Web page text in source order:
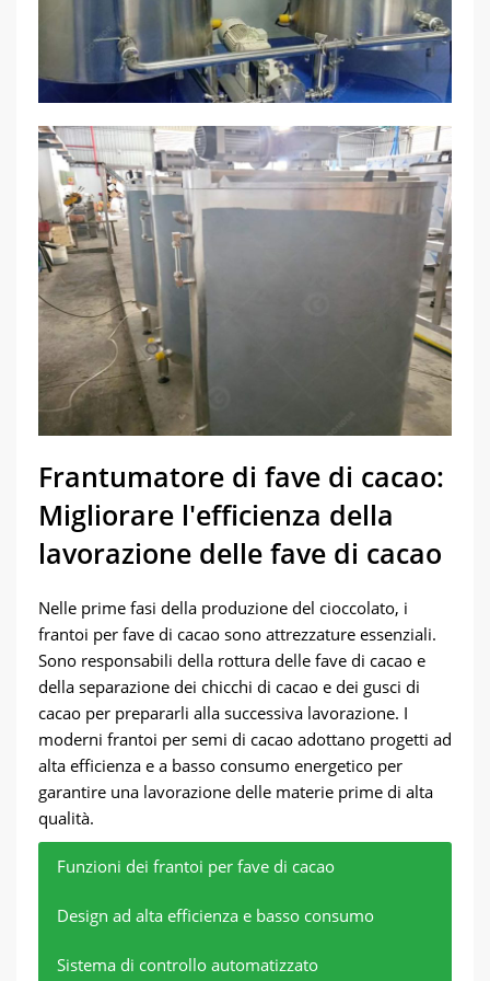
Frantumatore di fave di cacao:
Migliorare l'efficienza della
lavorazione delle fave di cacao
Nelle prime fasi della produzione del cioccolato, i
frantoi per fave di cacao sono attrezzature essenziali.
Sono responsabili della rottura delle fave di cacao e
della separazione dei chicchi di cacao e dei gusci di
cacao per prepararli alla successiva lavorazione. I
moderni frantoi per semi di cacao adottano progetti ad
alta efficienza e a basso consumo energetico per
garantire una lavorazione delle materie prime di alta
qualità.
Funzioni dei frantoi per fave di cacao
Design ad alta efficienza e basso consumo
Sistema di controllo automatizzato